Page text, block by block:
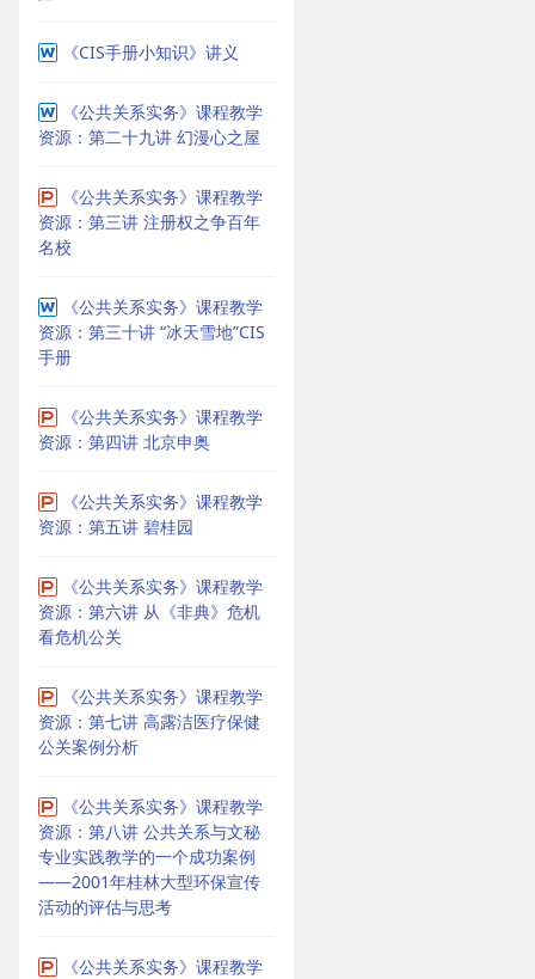
《CIS手册小知识》讲义
《公共关系实务》课程教学
资源：第二十九讲 幻漫心之屋
《公共关系实务》课程教学
资源：第三讲 注册权之争百年
名校
《公共关系实务》课程教学
资源：第三十讲 “冰天雪地”CIS
手册
《公共关系实务》课程教学
资源：第四讲 北京申奥
《公共关系实务》课程教学
资源：第五讲 碧桂园
《公共关系实务》课程教学
资源：第六讲 从《非典》危机
看危机公关
《公共关系实务》课程教学
资源：第七讲 高露洁医疗保健
公关案例分析
《公共关系实务》课程教学
资源：第八讲 公共关系与文秘
专业实践教学的一个成功案例
——2001年桂林大型环保宣传
活动的评估与思考
《公共关系实务》课程教学